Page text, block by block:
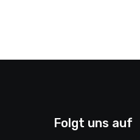
Folgt uns auf